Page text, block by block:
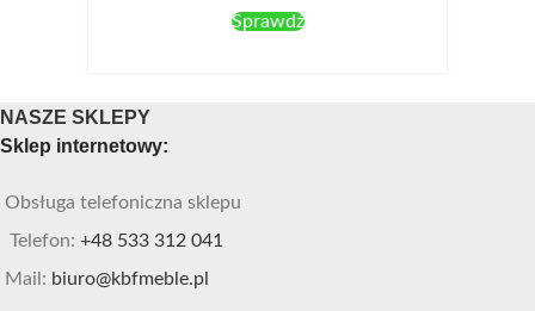
Sprawdź
NASZE SKLEPY
Sklep internetowy:
Obsługa telefoniczna sklepu
Telefon: +48 533 312 041
Mail: biuro@kbfmeble.pl